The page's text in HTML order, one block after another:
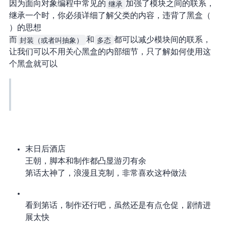
因为面向对象编程中常见的 继承 加强了模块之间的联系，
继承一个 class 时，你必须详细了解父类 class 的内容，违背了黑盒（black
box）的思想
而 封装（或者叫抽象） 和 多态 都可以减少模块间的联系，
让我们可以不用关心黑盒的内部细节，只了解如何使用这
个黑盒就可以
末日后酒店
cy 王朝，脚本和制作都凸显游刃有余
第 6 话太神了，浪漫且克制，非常喜欢这种做法
看到第 6 话，制作还行吧，虽然还是有点仓促，剧情进
展太快